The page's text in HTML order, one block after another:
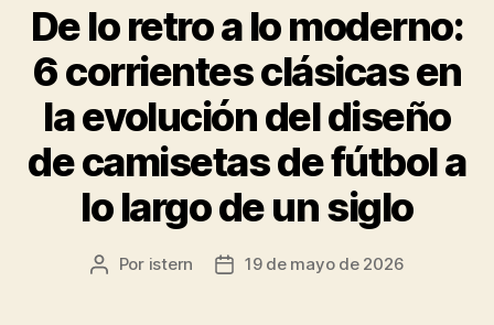
De lo retro a lo moderno:
6 corrientes clásicas en
la evolución del diseño
de camisetas de fútbol a
lo largo de un siglo
Autor
Por istern
Fecha19 de mayo de 2026